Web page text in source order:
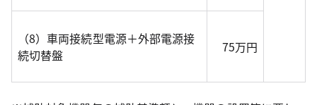
（8）車両接続型電源＋外部電源接
続切替盤
75万円